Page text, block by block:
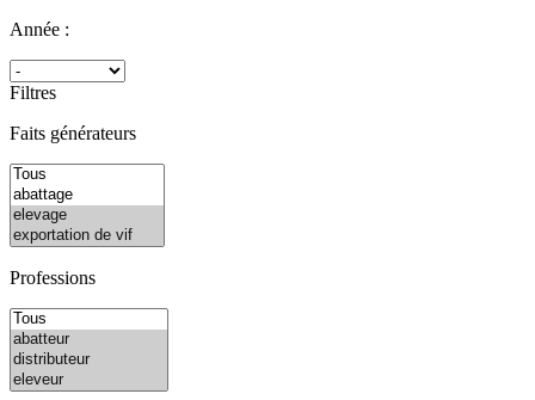
Année :
Filtres
Faits générateurs
Professions